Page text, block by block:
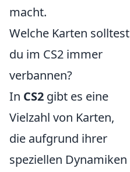
macht.
Welche Karten solltest
du im CS2 immer
verbannen?
In CS2 gibt es eine
Vielzahl von Karten,
die aufgrund ihrer
speziellen Dynamiken